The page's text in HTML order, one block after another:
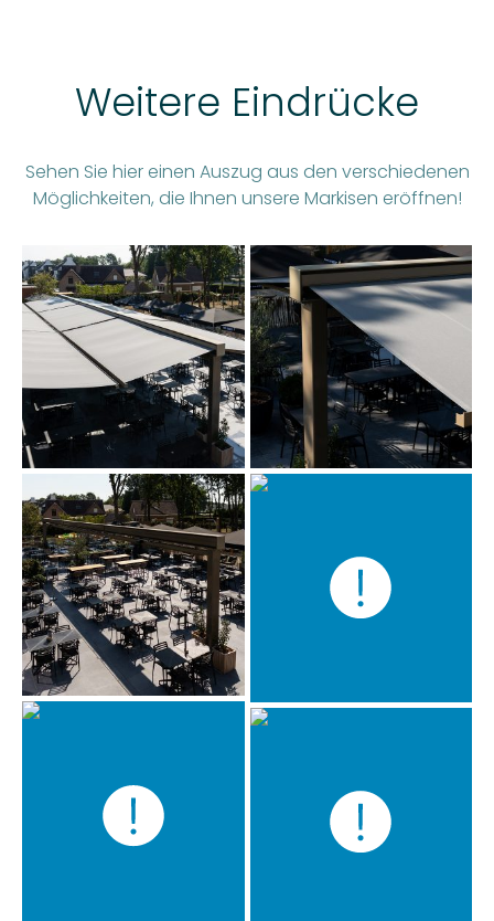
Weitere Eindrücke
Sehen Sie hier einen Auszug aus den verschiedenen
Möglichkeiten, die Ihnen unsere Markisen eröffnen!